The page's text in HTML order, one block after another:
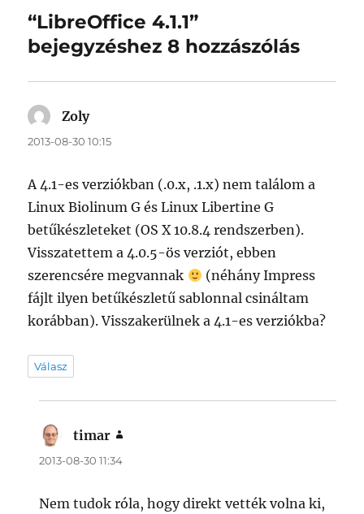
“LibreOffice 4.1.1”
bejegyzéshez 8 hozzászólás
Zolyszerint:
2013-08-30 10:15
A 4.1-es verziókban (.0.x, .1.x) nem találom a
Linux Biolinum G és Linux Libertine G
betűkészleteket (OS X 10.8.4 rendszerben).
Visszatettem a 4.0.5-ös verziót, ebben
szerencsére megvannak
(néhány Impress
fájlt ilyen betűkészletű sablonnal csináltam
korábban). Visszakerülnek a 4.1-es verziókba?
Válasz
timar
2013-08-30 11:34
Nem tudok róla, hogy direkt vették volna ki,